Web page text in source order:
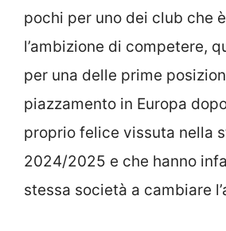
pochi per uno dei club che
l’ambizione di competere,
per una delle prime
piazzamento in Europa
proprio felice vissuta nella
2024/2025 e che hanno
stessa società a cambiare